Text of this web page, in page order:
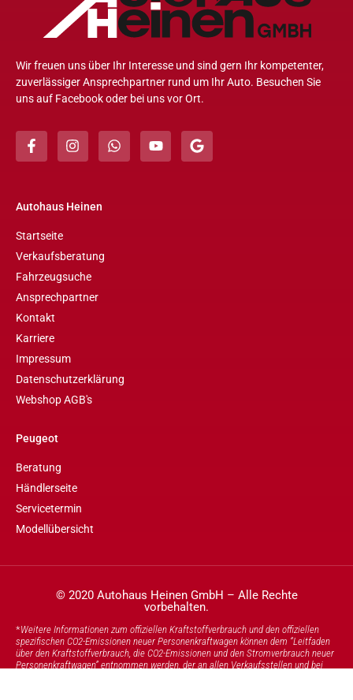
Wir freuen uns über Ihr Interesse und sind gern Ihr kompetenter,
zuverlässiger Ansprechpartner rund um Ihr Auto. Besuchen Sie
uns auf Facebook oder bei uns vor Ort.
Autohaus Heinen
Startseite
Verkaufsberatung
Fahrzeugsuche
Ansprechpartner
Kontakt
Karriere
Impressum
Datenschutzerklärung
Webshop AGB's
Peugeot
Beratung
Händlerseite
Servicetermin
Modellübersicht
© 2020 Autohaus Heinen GmbH – Alle Rechte
vorbehalten.
*Weitere Informationen zum offiziellen Kraftstoffverbrauch und den offiziellen
spezifischen CO2-Emissionen neuer Personenkraftwagen können dem “Leitfaden
über den Kraftstoffverbrauch, die CO2-Emissionen und den Stromverbrauch neuer
Personenkraftwagen” entnommen werden, der an allen Verkaufsstellen und bei